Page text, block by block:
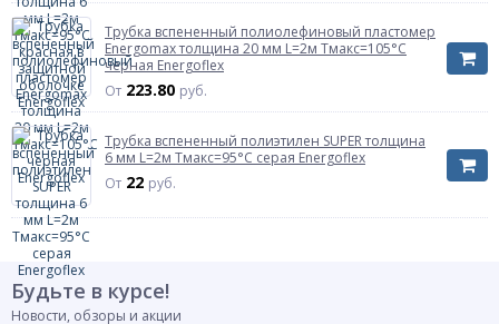
Размер
Артикул
EPKTR33005ST
Внутренний диаметр оболочки
Трубка вспененный полиолефиновый пластомер
Energomax толщина 20 мм L=2м Тмакс=105°C
черная Energoflex
От 223.80 руб.
Трубка вспененный полиэтилен SUPER толщина
6 мм L=2м Тмакс=95°C серая Energoflex
От 22 руб.
Будьте в курсе!
Новости, обзоры и акции